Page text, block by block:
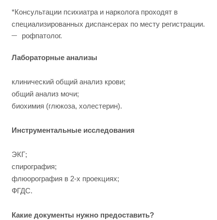
*Консультации психиатра и нарколога проходят в
специализированных диспансерах по месту регистрации.
рофпатолог.
Лабораторные анализы
клинический общий анализ крови;
общий анализ мочи;
биохимия (глюкоза, холестерин).
Инструментальные исследования
ЭКГ;
спирография;
флюорография в 2-х проекциях;
ФГДС.
Какие документы нужно предоставить?